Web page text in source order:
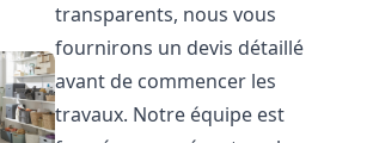
transparents, nous vous
fournirons un devis détaillé
avant de commencer les
travaux. Notre équipe est